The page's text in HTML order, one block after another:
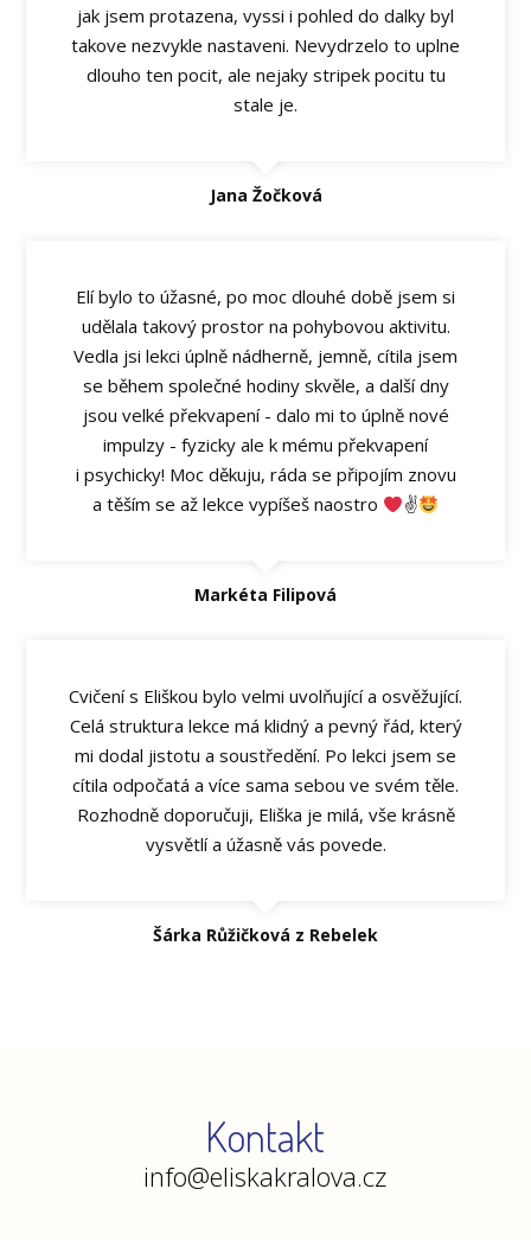
jak jsem protazena, vyssi i pohled do dalky byl
takove nezvykle nastaveni. Nevydrzelo to uplne
dlouho ten pocit, ale nejaky stripek pocitu tu
stale je.
Jana Žočková
Elí bylo to úžasné, po moc dlouhé době jsem si
udělala takový prostor na pohybovou aktivitu.
Vedla jsi lekci úplně nádherně, jemně, cítila jsem
se během společné hodiny skvěle, a další dny
jsou velké překvapení - dalo mi to úplně nové
impulzy - fyzicky ale k mému překvapení
i psychicky! Moc děkuju, ráda se připojím znovu
a těším se až lekce vypíšeš naostro
✌
Markéta Filipová
Cvičení s Eliškou bylo velmi uvolňující a osvěžující.
Celá struktura lekce má klidný a pevný řád, který
mi dodal jistotu a soustředění. Po lekci jsem se
cítila odpočatá a více sama sebou ve svém těle.
Rozhodně doporučuji, Eliška je milá, vše krásně
vysvětlí a úžasně vás povede.
Šárka Růžičková z Rebelek
Kontakt
info@eliskakralova.cz